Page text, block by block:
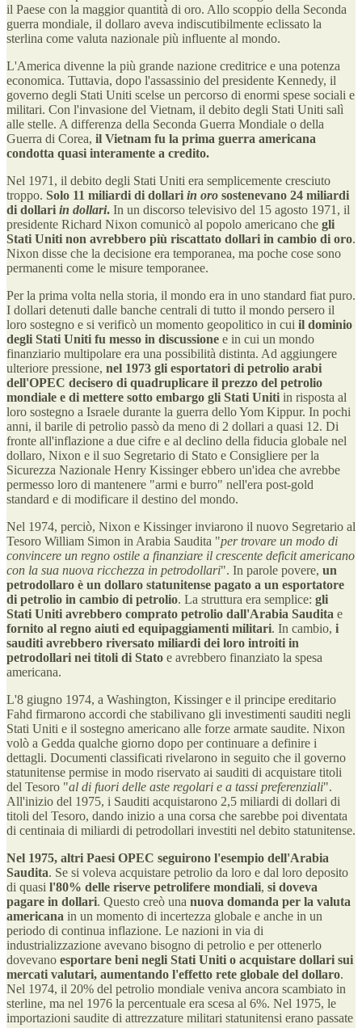
il Paese con la maggior quantità di oro. Allo scoppio della Seconda
guerra mondiale, il dollaro aveva indiscutibilmente eclissato la
sterlina come valuta nazionale più influente al mondo.
L'America divenne la più grande nazione creditrice e una potenza
economica. Tuttavia, dopo l'assassinio del presidente Kennedy, il
governo degli Stati Uniti scelse un percorso di enormi spese sociali e
militari. Con l'invasione del Vietnam, il debito degli Stati Uniti salì
alle stelle. A differenza della Seconda Guerra Mondiale o della
Guerra di Corea, il Vietnam fu la prima guerra americana
condotta quasi interamente a credito.
Nel 1971, il debito degli Stati Uniti era semplicemente cresciuto
troppo. Solo 11 miliardi di dollari in oro sostenevano 24 miliardi
di dollari in dollari. In un discorso televisivo del 15 agosto 1971, il
presidente Richard Nixon comunicò al popolo americano che gli
Stati Uniti non avrebbero più riscattato dollari in cambio di oro.
Nixon disse che la decisione era temporanea, ma poche cose sono
permanenti come le misure temporanee.
Per la prima volta nella storia, il mondo era in uno standard fiat puro.
I dollari detenuti dalle banche centrali di tutto il mondo persero il
loro sostegno e si verificò un momento geopolitico in cui il dominio
degli Stati Uniti fu messo in discussione e in cui un mondo
finanziario multipolare era una possibilità distinta. Ad aggiungere
ulteriore pressione, nel 1973 gli esportatori di petrolio arabi
dell'OPEC decisero di quadruplicare il prezzo del petrolio
mondiale e di mettere sotto embargo gli Stati Uniti in risposta al
loro sostegno a Israele durante la guerra dello Yom Kippur. In pochi
anni, il barile di petrolio passò da meno di 2 dollari a quasi 12. Di
fronte all'inflazione a due cifre e al declino della fiducia globale nel
dollaro, Nixon e il suo Segretario di Stato e Consigliere per la
Sicurezza Nazionale Henry Kissinger ebbero un'idea che avrebbe
permesso loro di mantenere "armi e burro" nell'era post-gold
standard e di modificare il destino del mondo.
Nel 1974, perciò, Nixon e Kissinger inviarono il nuovo Segretario al
Tesoro William Simon in Arabia Saudita "per trovare un modo di
convincere un regno ostile a finanziare il crescente deficit americano
con la sua nuova ricchezza in petrodollari". In parole povere, un
petrodollaro è un dollaro statunitense pagato a un esportatore
di petrolio in cambio di petrolio. La struttura era semplice: gli
Stati Uniti avrebbero comprato petrolio dall'Arabia Saudita e
fornito al regno aiuti ed equipaggiamenti militari. In cambio, i
sauditi avrebbero riversato miliardi dei loro introiti in
petrodollari nei titoli di Stato e avrebbero finanziato la spesa
americana.
L'8 giugno 1974, a Washington, Kissinger e il principe ereditario
Fahd firmarono accordi che stabilivano gli investimenti sauditi negli
Stati Uniti e il sostegno americano alle forze armate saudite. Nixon
volò a Gedda qualche giorno dopo per continuare a definire i
dettagli. Documenti classificati rivelarono in seguito che il governo
statunitense permise in modo riservato ai sauditi di acquistare titoli
del Tesoro "al di fuori delle aste regolari e a tassi preferenziali".
All'inizio del 1975, i Sauditi acquistarono 2,5 miliardi di dollari di
titoli del Tesoro, dando inizio a una corsa che sarebbe poi diventata
di centinaia di miliardi di petrodollari investiti nel debito statunitense.
Nel 1975, altri Paesi OPEC seguirono l'esempio dell'Arabia
Saudita. Se si voleva acquistare petrolio da loro e dal loro deposito
di quasi l'80% delle riserve petrolifere mondiali, si doveva
pagare in dollari. Questo creò una nuova domanda per la valuta
americana in un momento di incertezza globale e anche in un
periodo di continua inflazione. Le nazioni in via di
industrializzazione avevano bisogno di petrolio e per ottenerlo
dovevano esportare beni negli Stati Uniti o acquistare dollari sui
mercati valutari, aumentando l'effetto rete globale del dollaro.
Nel 1974, il 20% del petrolio mondiale veniva ancora scambiato in
sterline, ma nel 1976 la percentuale era scesa al 6%. Nel 1975, le
importazioni saudite di attrezzature militari statunitensi erano passate